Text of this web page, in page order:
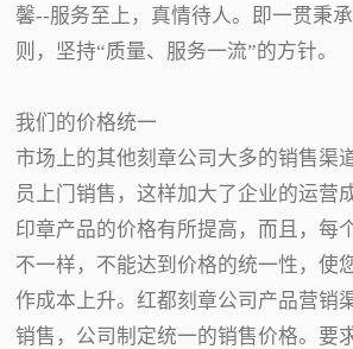
馨--服务至上，真情待人。即一贯秉
则，坚持“质量、服务一流”的方针。
我们的价格统一
市场上的其他刻章公司大多的销售渠
员上门销售，这样加大了企业的运营
印章产品的价格有所提高，而且，每
不一样，不能达到价格的统一性，使
作成本上升。红都刻章公司产品营销
销售，公司制定统一的销售价格。要